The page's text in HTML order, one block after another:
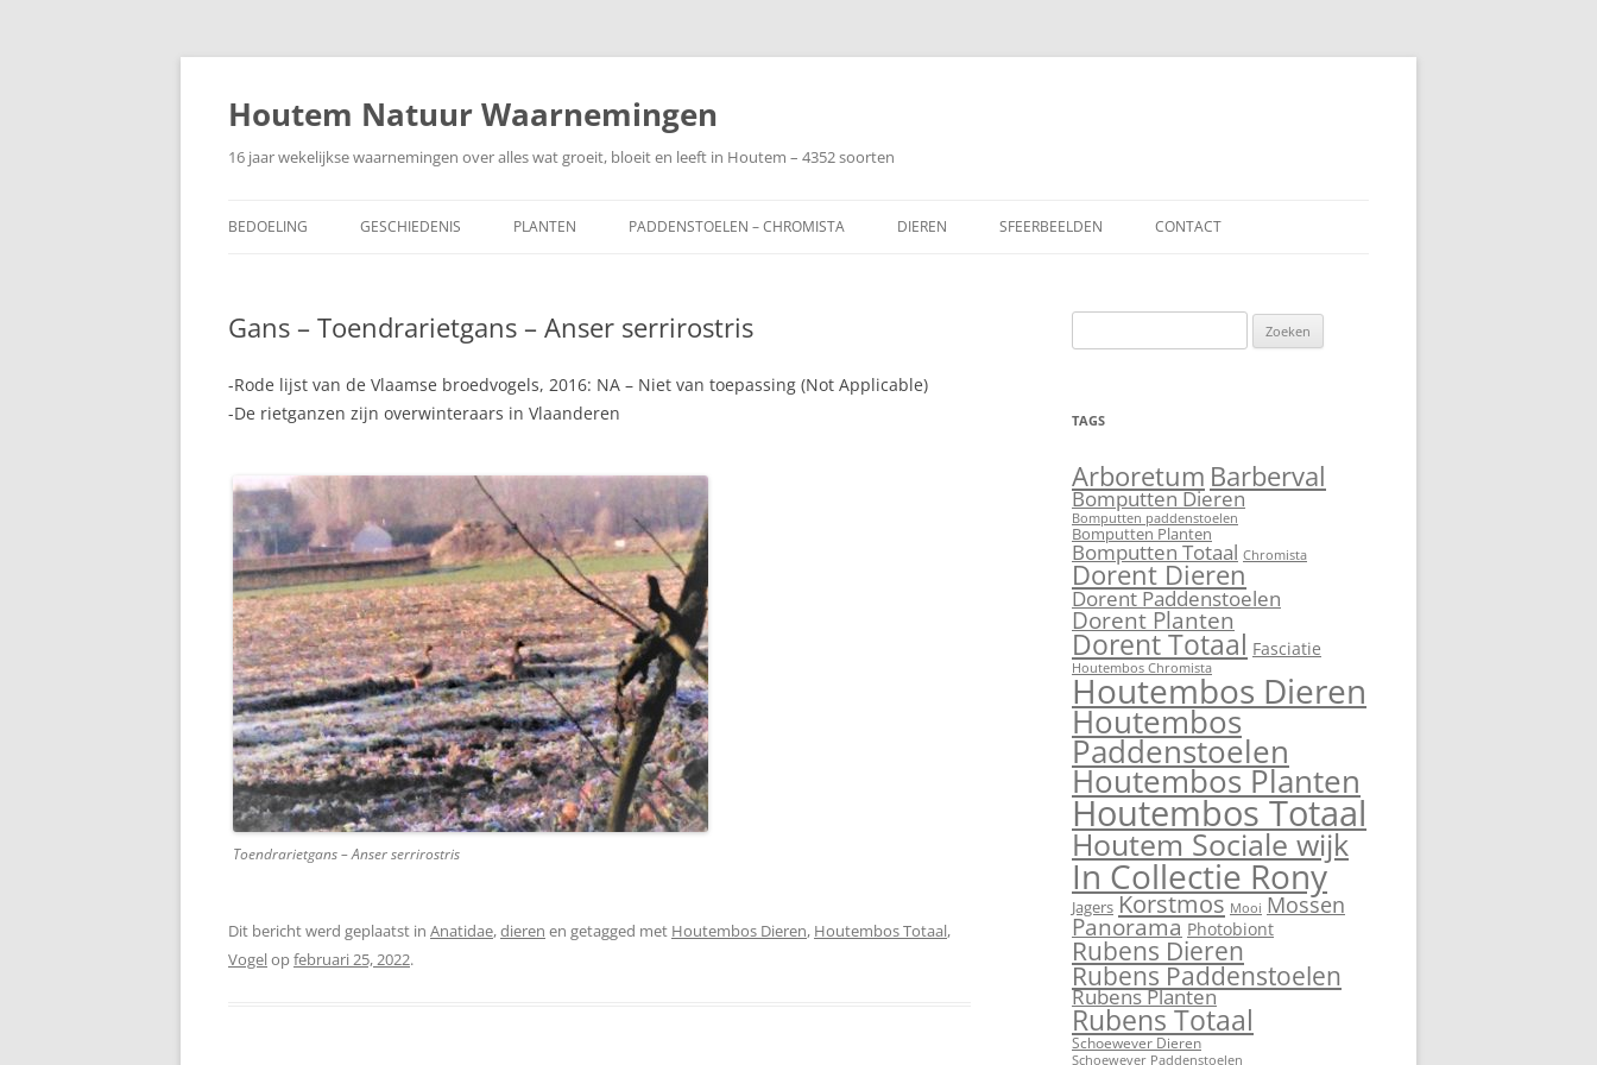
Ga
inhoud
Houtem Natuur Waarnemingen
16 jaar wekelijkse waarnemingen over alles wat groeit, bloeit en leeft in Houtem – 4352 soorten
BEDOELING GESCHIEDENIS PLANTEN PADDENSTOELEN – CHROMISTA DIEREN SFEERBEELDEN CONTACT
Gans – Toendrarietgans – Anser serrirostris
-Rode lijst van de Vlaamse broedvogels, 2016: NA – Niet van toepassing (Not Applicable)
-De rietganzen zijn overwinteraars in Vlaanderen
Toendrarietgans – Anser serrirostris
Dit bericht werd geplaatst in Anatidae,dieren en getagged met Houtembos Dieren, Houtembos Totaal,
Vogelopfebruari 25, 2022.
naar:
TAGS
Arboretum Barberval
Bomputten Dieren
Bomputten paddenstoelen
Bomputten Planten
Bomputten Totaal Chromista
Dorent Dieren
Dorent Paddenstoelen
Dorent Planten
Dorent Totaal Fasciatie
Houtembos Chromista
Houtembos Dieren
Houtembos
Paddenstoelen
Houtembos Planten
Houtembos Totaal
Houtem Sociale wijk
In Collectie Rony
Jagers Korstmos Mooi Mossen
Panorama Photobiont
Rubens Dieren
Rubens Paddenstoelen
Rubens Planten
Rubens Totaal
Schoewever Dieren
Schoewever Paddenstoelen